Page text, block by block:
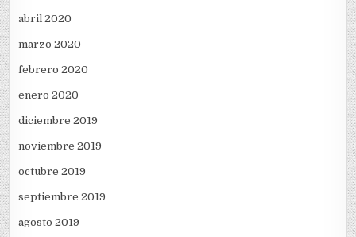
abril 2020
marzo 2020
febrero 2020
enero 2020
diciembre 2019
noviembre 2019
octubre 2019
septiembre 2019
agosto 2019